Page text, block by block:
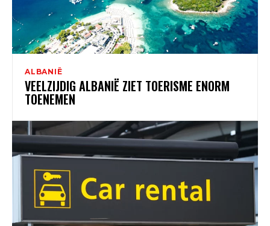
ALBANIË
VEELZIJDIG ALBANIË ZIET TOERISME ENORM
TOENEMEN